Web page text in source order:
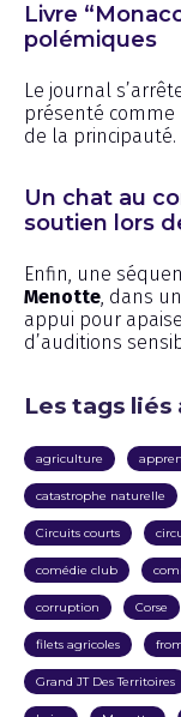
Livre
polémiques
Le journal
présenté comme
de la principauté.
Un chat au
soutien lors
Enfin, une
Menotte, dans
appui pour
d’auditions
Les tags
agriculture
catastrophe naturelle
Circuits courts
comédie club
corruption Corse
filets agricoles
Grand JT Des Territoires